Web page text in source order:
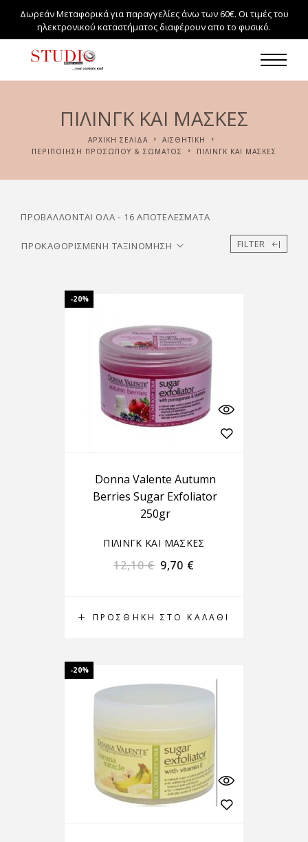
Δωρεάν Μεταφορικά για παραγγελίες άνω των 60€. Οι τιμές του
ηλεκτρονικού καταστήματος διαφέρουν απο το φυσικό.
ΠΙΛΙΝΓΚ ΚΑΙ ΜΑΣΚΕΣ
ΑΡΧΙΚΉ ΣΕΛΊΔΑ
ΑΙΣΘΗΤΙΚΗ
ΠΕΡΙΠΟΊΗΣΗ ΠΡΟΣΏΠΟΥ & ΣΏΜΑΤΟΣ
ΠΙΛΙΝΓΚ ΚΑΙ ΜΑΣΚΕΣ
ΠΡΟΒΆΛΛΟΝΤΑΙ ΌΛΑ - 16 ΑΠΟΤΕΛΈΣΜΑΤΑ
FILTER
-20%
ΠΡΟΣΘΉΚΗ ΣΤΟ ΚΑΛΆΘΙ
Donna Valente Autumn
Berries Sugar Exfoliator
250gr
ΠΙΛΙΝΓΚ ΚΑΙ ΜΑΣΚΕΣ
12,10€ 9,70 €
-20%